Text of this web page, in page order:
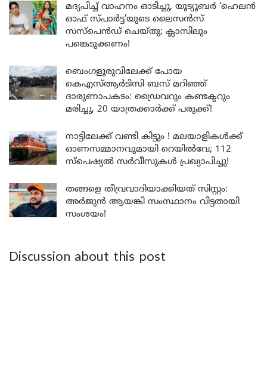
മദ്യപിച്ച് വാഹനം ഓടിച്ചു, യൂട്യൂബർ ‘ഹെലൻ
ഓഫ് സ്പാർട്ട’യുടെ ലൈസൻസ്
സസ്പെൻഡ് ചെയ്തു; ക്ലാസിലും
പങ്കെടുക്കണം!
ബെംഗളൂരുവിലേക്ക് പോയ
കെഎസ്ആർടിസി ബസ് മറിഞ്ഞ്
ദാരുണാപകടം: ഡ്രൈവറും കണ്ടക്ടറും
മരിച്ചു, 20 യാത്രക്കാർക്ക് പരുക്ക്!
നാട്ടിലേക്ക് വണ്ടി കിട്ടും ! മലയാളികൾക്ക്
ഓണസമ്മാനവുമായി റെയിൽവേ; 112
സ്പെഷ്യൽ സർവീസുകൾ പ്രഖ്യാപിച്ചു!
തങ്ങളെ തീവ്രവാദിയാക്കിയത് സിസ്റ്റം:
അർജുൻ ആയങ്കി സംസ്ഥാനം വിട്ടതായി
സംശയം!
Discussion about this post